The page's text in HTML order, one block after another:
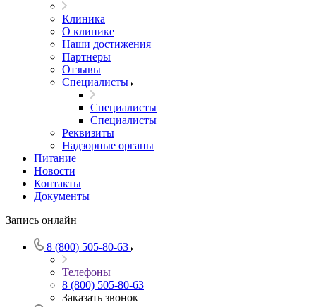
Клиника
О клинике
Наши достижения
Партнеры
Отзывы
Специалисты
Специалисты
Специалисты
Реквизиты
Надзорные органы
Питание
Новости
Контакты
Документы
Запись онлайн
8 (800) 505-80-63
Телефоны
8 (800) 505-80-63
Заказать звонок